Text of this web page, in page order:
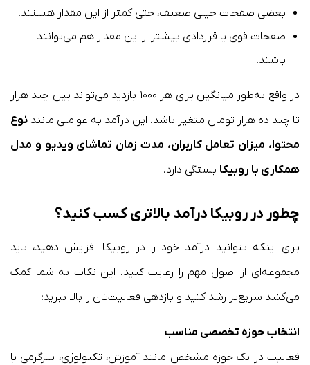
بعضی صفحات خیلی ضعیف، حتی کمتر از این مقدار هستند.
صفحات قوی یا قراردادی بیشتر از این مقدار هم می‌توانند
باشند.
در واقع به‌طور میانگین برای هر ۱۰۰۰ بازدید می‌تواند بین چند هزار
تا چند ده هزار تومان متغیر باشد. این درآمد به عواملی مانند نوع
محتوا، میزان تعامل کاربران، مدت زمان تماشای ویدیو و مدل
همکاری با روبیکا بستگی دارد.
چطور در روبیکا درآمد بالاتری کسب کنید؟
برای اینکه بتوانید درآمد خود را در روبیکا افزایش دهید، باید
مجموعه‌ای از اصول مهم را رعایت کنید. این نکات به شما کمک
می‌کنند سریع‌تر رشد کنید و بازدهی فعالیت‌تان را بالا ببرید:
انتخاب حوزه تخصصی مناسب
فعالیت در یک حوزه مشخص مانند آموزش، تکنولوژی، سرگرمی یا